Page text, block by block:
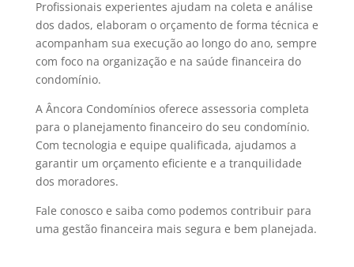
Profissionais experientes ajudam na coleta e análise
dos dados, elaboram o orçamento de forma técnica e
acompanham sua execução ao longo do ano, sempre
com foco na organização e na saúde financeira do
condomínio.
A Âncora Condomínios oferece assessoria completa
para o planejamento financeiro do seu condomínio.
Com tecnologia e equipe qualificada, ajudamos a
garantir um orçamento eficiente e a tranquilidade
dos moradores.
Fale conosco e saiba como podemos contribuir para
uma gestão financeira mais segura e bem planejada.